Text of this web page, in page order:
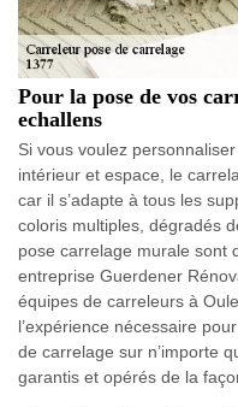
Pour la pose de vos
echallens
Si vous voulez
intérieur et espace, le
car il s’adapte à tous les
coloris multiples, dégradés
pose carrelage murale sont
entreprise Guerdener
équipes de carreleurs à
l’expérience nécessaire
de carrelage sur n’importe
garantis et opérés de la